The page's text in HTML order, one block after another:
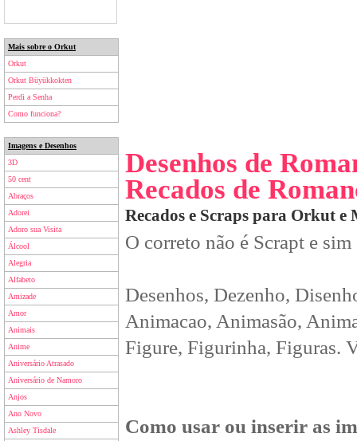
Mais sobre o Orkut
Orkut
Orkut Büyükkokten
Perdi a Senha
Como funciona?
Imagens e Desenhos
3D
50 cent
Abraços
Adorei
Adoro sua Visita
Álcool
Alegria
Alfabeto
Amizade
Amor
Animais
Anime
Aniversário Atrasado
Aniversário de Namoro
Anjos
Ano Novo
Ashley Tisdale
Desenhos de
Recados de
Recados e Scraps para Orkut e
O correto não é Scrapt e
Desenhos, Dezenho,
Animacao, Animasão,
Figure, Figurinha, Figuras.
Como usar ou inserir as